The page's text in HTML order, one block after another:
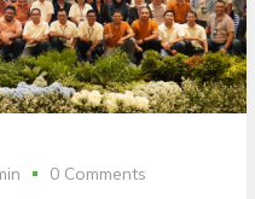
0 Comments